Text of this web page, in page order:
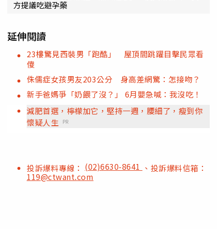
方提議吃避孕藥
延伸閱讀
23樓驚見西裝男「跑酷」 屋頂間跳躍目擊民眾看
傻
侏儒症女孩男友203公分 身高差網驚：怎接吻？
新手爸媽爭「奶餵了沒？」 6月嬰急喊：我沒吃！
減肥首選，檸檬加它，堅持一週，腰細了，瘦到你
懷疑人生 PR
投訴爆料專線： (02)6630-8641 、投訴爆料信箱：
119@ctwant.com